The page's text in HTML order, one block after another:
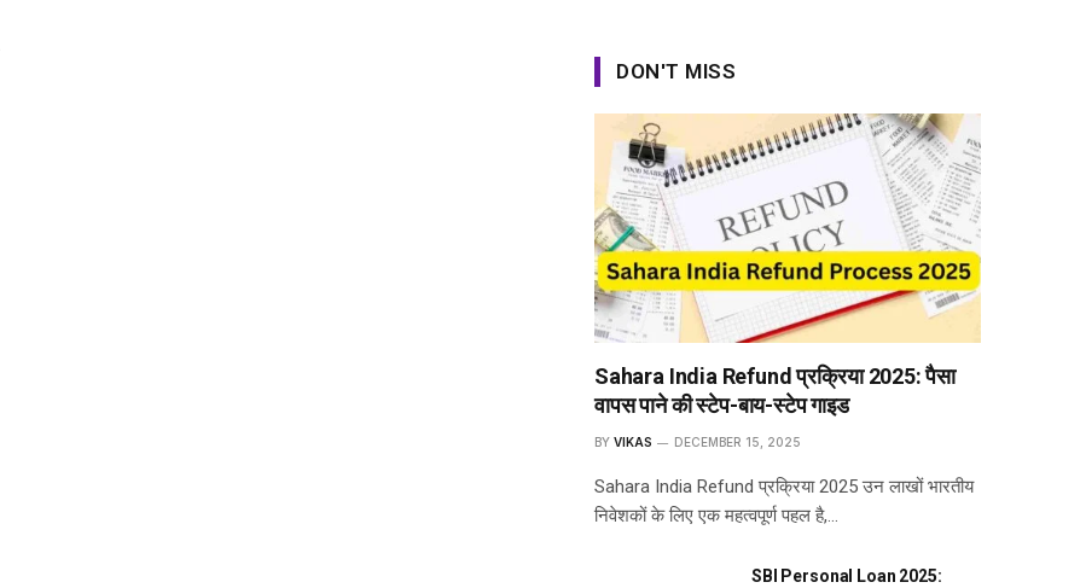
DON'T MISS
Sahara India Refund प्रक्रिया 2025: पैसा
वापस पाने की स्टेप-बाय-स्टेप गाइड
BY VIKAS DECEMBER 15, 2025
Sahara India Refund प्रक्रिया 2025 उन लाखों भारतीय
निवेशकों के लिए एक महत्वपूर्ण पहल है,…
SBI Personal Loan 2025: